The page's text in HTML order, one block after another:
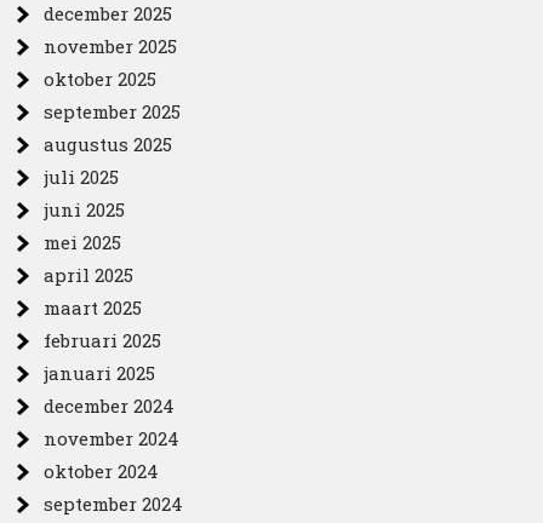
december 2025
november 2025
oktober 2025
september 2025
augustus 2025
juli 2025
juni 2025
mei 2025
april 2025
maart 2025
februari 2025
januari 2025
december 2024
november 2024
oktober 2024
september 2024